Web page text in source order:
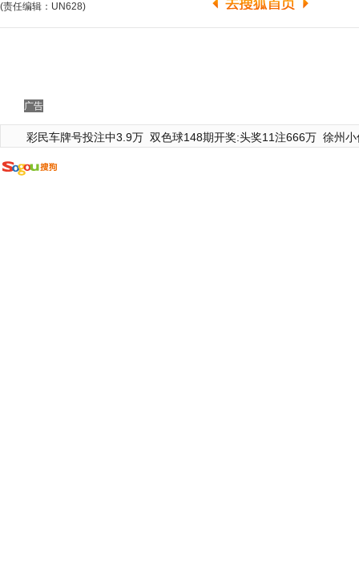
(责任编辑：UN628)
广告
彩民车牌号投注中3.9万 双色球148期开奖:头奖11注666万 徐州